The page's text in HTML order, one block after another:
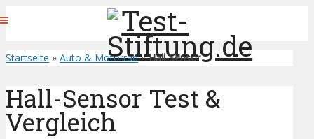
Startseite » Auto & Motorrad»Hall-Sensor
Hall-Sensor Test &
Vergleich